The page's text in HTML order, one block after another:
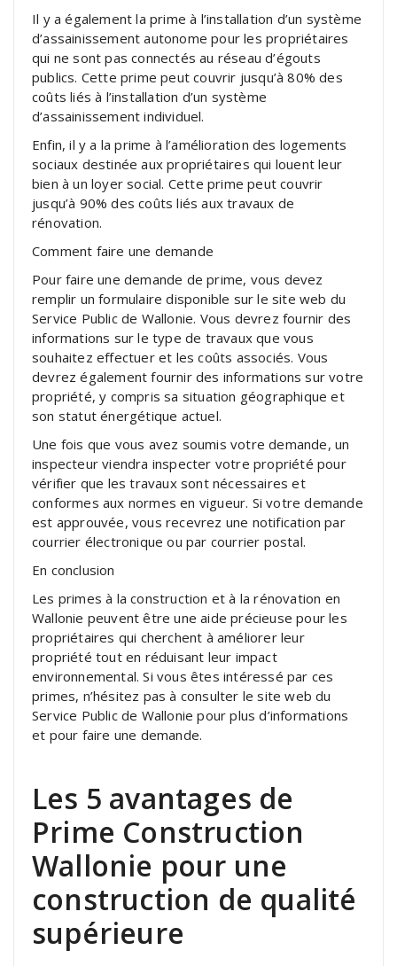
Il y a également la prime à l’installation d’un système
d’assainissement autonome pour les propriétaires
qui ne sont pas connectés au réseau d’égouts
publics. Cette prime peut couvrir jusqu’à 80% des
coûts liés à l’installation d’un système
d’assainissement individuel.
Enfin, il y a la prime à l’amélioration des logements
sociaux destinée aux propriétaires qui louent leur
bien à un loyer social. Cette prime peut couvrir
jusqu’à 90% des coûts liés aux travaux de
rénovation.
Comment faire une demande
Pour faire une demande de prime, vous devez
remplir un formulaire disponible sur le site web du
Service Public de Wallonie. Vous devrez fournir des
informations sur le type de travaux que vous
souhaitez effectuer et les coûts associés. Vous
devrez également fournir des informations sur votre
propriété, y compris sa situation géographique et
son statut énergétique actuel.
Une fois que vous avez soumis votre demande, un
inspecteur viendra inspecter votre propriété pour
vérifier que les travaux sont nécessaires et
conformes aux normes en vigueur. Si votre demande
est approuvée, vous recevrez une notification par
courrier électronique ou par courrier postal.
En conclusion
Les primes à la construction et à la rénovation en
Wallonie peuvent être une aide précieuse pour les
propriétaires qui cherchent à améliorer leur
propriété tout en réduisant leur impact
environnemental. Si vous êtes intéressé par ces
primes, n’hésitez pas à consulter le site web du
Service Public de Wallonie pour plus d’informations
et pour faire une demande.
Les 5 avantages de
Prime Construction
Wallonie pour une
construction de qualité
supérieure